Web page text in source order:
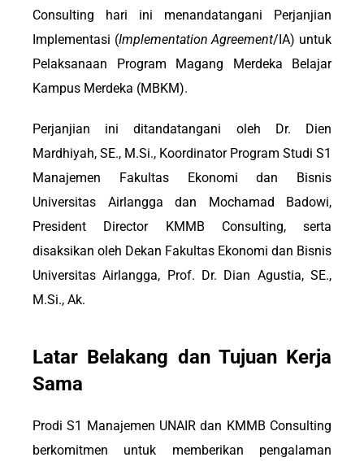
Consulting hari ini menandatangani Perjanjian
Implementasi (Implementation Agreement/IA) untuk
Pelaksanaan Program Magang Merdeka Belajar
Kampus Merdeka (MBKM).
Perjanjian ini ditandatangani oleh Dr. Dien
Mardhiyah, SE., M.Si., Koordinator Program Studi S1
Manajemen Fakultas Ekonomi dan Bisnis
Universitas Airlangga dan Mochamad Badowi,
President Director KMMB Consulting, serta
disaksikan oleh Dekan Fakultas Ekonomi dan Bisnis
Universitas Airlangga, Prof. Dr. Dian Agustia, SE.,
M.Si., Ak.
Latar Belakang dan Tujuan Kerja
Sama
Prodi S1 Manajemen UNAIR dan KMMB Consulting
berkomitmen untuk memberikan pengalaman